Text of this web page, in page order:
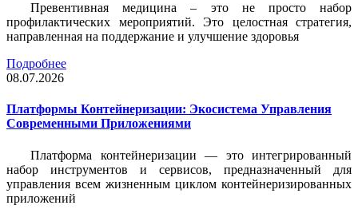
Превентивная медицина – это не просто набор
профилактических мероприятий. Это целостная стратегия,
направленная на поддержание и улучшение здоровья
Подробнее
08.07.2026
Платформы Контейнеризации: Экосистема Управления
Современными Приложениями
Платформа контейнеризации — это интегрированный
набор инструментов и сервисов, предназначенный для
управления всем жизненным циклом контейнеризированных
приложений